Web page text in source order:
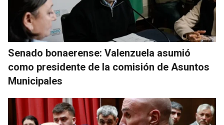
Senado bonaerense: Valenzuela asumió
como presidente de la comisión de Asuntos
Municipales